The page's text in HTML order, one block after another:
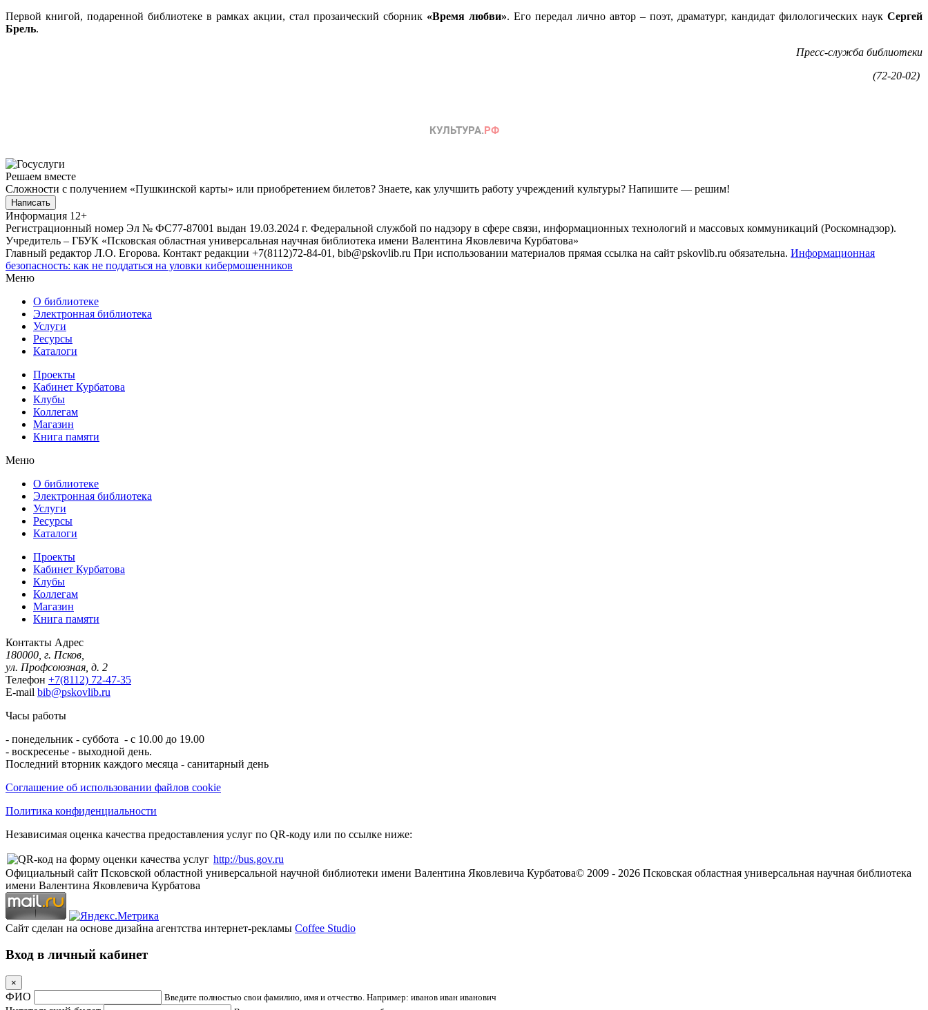
Первой книгой, подаренной библиотеке в рамках акции, стал прозаический сборник «Время любви». Его передал лично автор – поэт, драматург, кандидат филологических наук Сергей
Брель.
Пресс-служба библиотеки
(72-20-02)
Решаем вместе
Сложности с получением «Пушкинской карты» или приобретением билетов? Знаете, как улучшить работу учреждений культуры? Напишите — решим!
Написать
Информация 12+
Регистрационный номер Эл № ФС77-87001 выдан 19.03.2024 г. Федеральной службой по надзору в сфере связи, информационных технологий и массовых коммуникаций (Роскомнадзор).
Учредитель – ГБУК «Псковская областная универсальная научная библиотека имени Валентина Яковлевича Курбатова»
Главный редактор Л.О. Егорова. Контакт редакции +7(8112)72-84-01, bib@pskovlib.ru При использовании материалов прямая ссылка на сайт pskovlib.ru обязательна. Информационная
безопасность: как не поддаться на уловки кибермошенников
Меню
О библиотеке
Электронная библиотека
Услуги
Ресурсы
Каталоги
Проекты
Кабинет Курбатова
Клубы
Коллегам
Магазин
Книга памяти
Меню
О библиотеке
Электронная библиотека
Услуги
Ресурсы
Каталоги
Проекты
Кабинет Курбатова
Клубы
Коллегам
Магазин
Книга памяти
Контакты Адрес
180000, г. Псков,
ул. Профсоюзная, д. 2
Телефон +7(8112) 72-47-35
E-mail bib@pskovlib.ru
Часы работы
- понедельник - суббота - с 10.00 до 19.00
- воскресенье - выходной день.
Последний вторник каждого месяца - санитарный день
Соглашение об использовании файлов cookie
Политика конфиденциальности
Независимая оценка качества предоставления услуг по QR-коду или по ссылке ниже:
http://bus.gov.ru
Официальный сайт Псковской областной универсальной научной библиотеки имени Валентина Яковлевича Курбатова© 2009 - 2026 Псковская областная универсальная научная библиотека
имени Валентина Яковлевича Курбатова
Сайт сделан на основе дизайна агентства интернет-рекламы Coffee Studio
Вход в личный кабинет
×
ФИО Введите полностью свои фамилию, имя и отчество. Например: иванов иван иванович